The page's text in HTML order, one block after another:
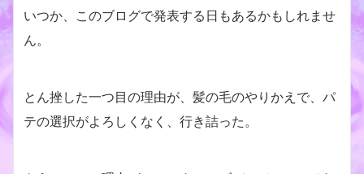
いつか、このブログで発表する日もあるかもしれませ
ん。
とん挫した一つ目の理由が、髪の毛のやりかえで、パ
テの選択がよろしくなく、行き詰った。